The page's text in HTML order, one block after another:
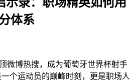
体系
微博热搜，成为葡萄牙世界杯射手
个运动员的巅峰时刻，更是职场人